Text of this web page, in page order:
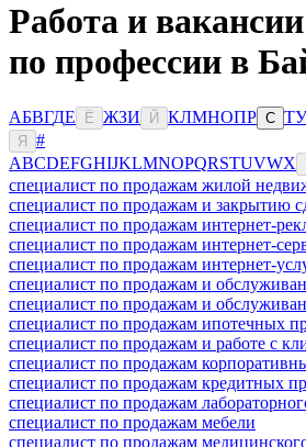
Работа и вакансии
по профессии в
АБВГДЕ Ё ЖЗИ Й КЛМНОПР С ТУ
Я
#
ABCDEFGHIJKLMNOPQRSTUVWX
специалист по продажам жилой
специалист по продажам и закрытию
специалист по продажам интернет-
специалист по продажам интернет-
специалист по продажам интернет-
специалист по продажам и
специалист по продажам и
специалист по продажам ипотечных
специалист по продажам и работе с
специалист по продажам
специалист по продажам кредитных
специалист по продажам
специалист по продажам мебели
специалист по продажам